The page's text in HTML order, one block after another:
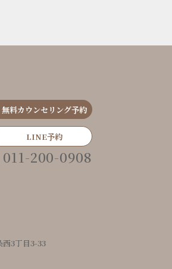
無料カウンセリング予約
LINE予約
011-200-0908
西3丁目3-33